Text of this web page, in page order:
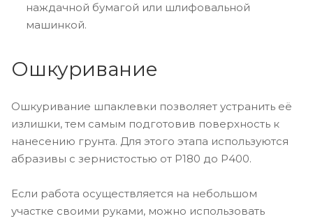
наждачной бумагой или шлифовальной
машинкой.
Ошкуривание
Ошкуривание шпаклевки позволяет устранить её
излишки, тем самым подготовив поверхность к
нанесению грунта. Для этого этапа используются
абразивы с зернистостью от P180 до P400.
Если работа осуществляется на небольшом
участке своими руками, можно использовать